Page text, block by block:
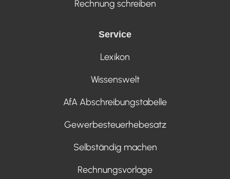
Rechnung schreiben
Service
Lexikon
Wissenswelt
AfA Abschreibungstabelle
Gewerbesteuerhebesatz
Selbständig machen
Rechnungsvorlage